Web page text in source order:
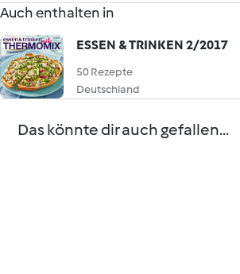
Auch enthalten in
ESSEN & TRINKEN 2/2017
50 Rezepte
Deutschland
Das könnte dir auch gefallen...